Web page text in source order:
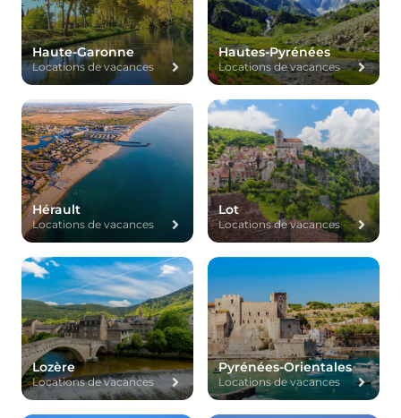
Haute-Garonne
Locations de vacances
Hautes-Pyrénées
Locations de vacances
Hérault
Locations de vacances
Lot
Locations de vacances
Lozère
Locations de vacances
Pyrénées-Orientales
Locations de vacances